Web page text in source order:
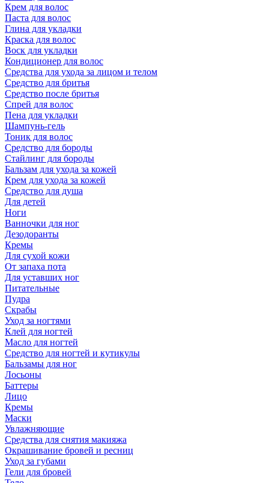
Крем для волос
Паста для волос
Глина для укладки
Краска для волос
Воск для укладки
Кондиционер для волос
Средства для ухода за лицом и телом
Средство для бритья
Средство после бритья
Спрей для волос
Пена для укладки
Шампунь-гель
Тоник для волос
Средство для бороды
Стайлинг для бороды
Бальзам для ухода за кожей
Крем для ухода за кожей
Средство для душа
Для детей
Ноги
Ванночки для ног
Дезодоранты
Кремы
Для сухой кожи
От запаха пота
Для уставших ног
Питательные
Пудра
Скрабы
Уход за ногтями
Клей для ногтей
Масло для ногтей
Средство для ногтей и кутикулы
Бальзамы для ног
Лосьоны
Баттеры
Лицо
Кремы
Маски
Увлажняющие
Средства для снятия макияжа
Окрашивание бровей и ресниц
Уход за губами
Гели для бровей